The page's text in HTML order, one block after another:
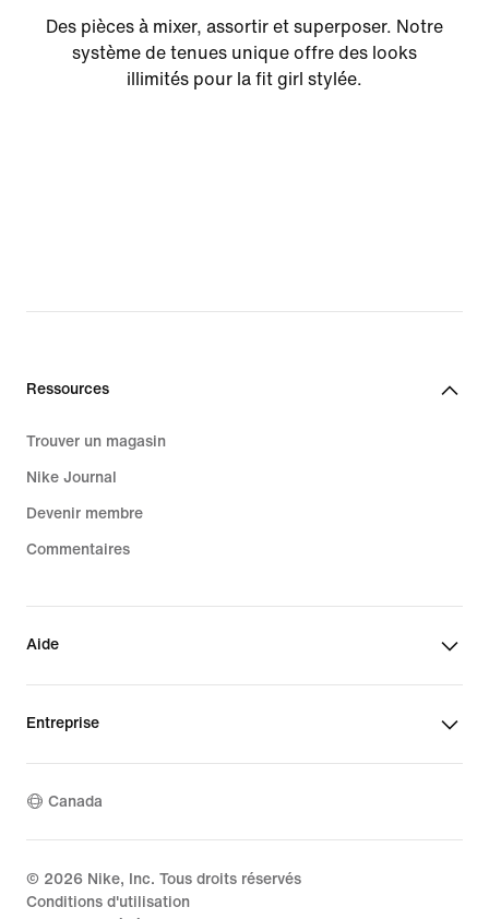
Des pièces à mixer, assortir et superposer. Notre
système de tenues unique offre des looks
illimités pour la fit girl stylée.
Ressources
Trouver un magasin
Nike Journal
Devenir membre
Commentaires
Aide
Entreprise
Canada
© 2026 Nike, Inc. Tous droits réservés
Conditions d'utilisation